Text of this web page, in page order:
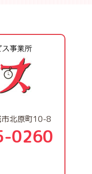
北原町10-8
0260